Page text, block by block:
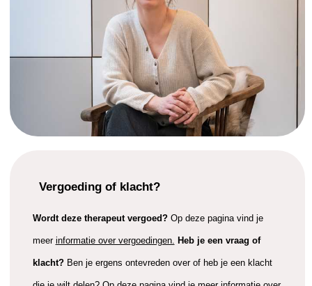
Vergoeding of klacht?
Wordt deze therapeut vergoed?Op deze pagina vind je
meer informatie over vergoedingen. Heb je een vraag of
klacht? Ben je ergens ontevreden over of heb je een klacht